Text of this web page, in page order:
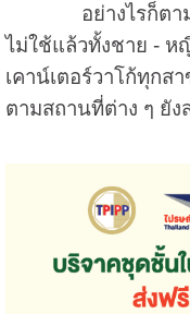
อย่างไรก็ตาม ใ
ไม่ใช้แล้วทั้งชาย - ห
เคาน์เตอร์วาโก้ทุกส
ตามสถานที่ต่าง ๆ ยัง